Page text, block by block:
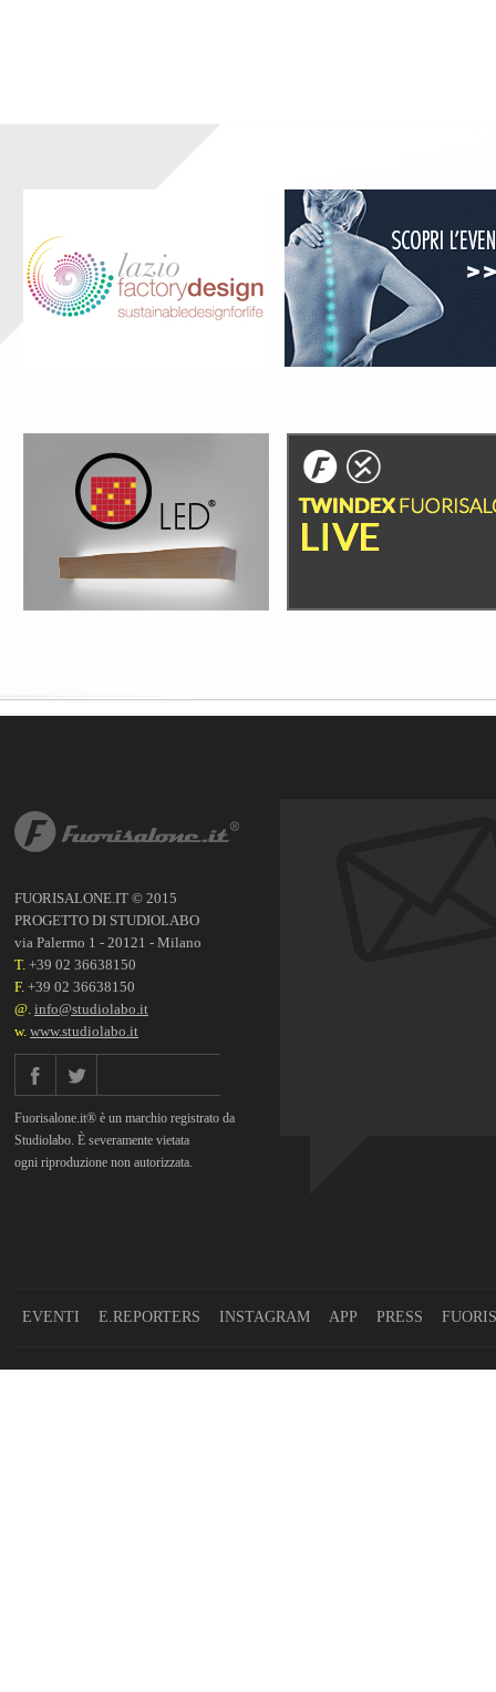
FUORISALONE.IT © 2015
PROGETTO DI STUDIOLABO
via Palermo 1 - 20121 - Milano
T. +39 02 36638150
F. +39 02 36638150
@. info@studiolabo.it
w. www.studiolabo.it
Fuorisalone.it® è un marchio registrato da
Studiolabo. È severamente vietata
ogni riproduzione non autorizzata.
EVENTI E.REPORTERS INSTAGRAM APP PRESS